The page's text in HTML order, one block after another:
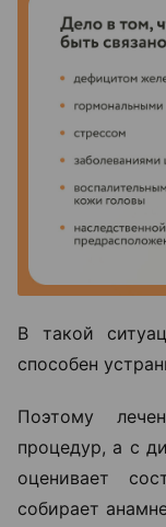
В такой
способен
Поэтому
процедур, а с
оценивает
собирает